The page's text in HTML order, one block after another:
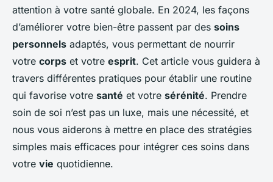
attention à votre santé globale. En 2024, les façons
d’améliorer votre bien-être passent par des soins
personnels adaptés, vous permettant de nourrir
votre corps et votre esprit. Cet article vous guidera à
travers différentes pratiques pour établir une routine
qui favorise votre santé et votre sérénité. Prendre
soin de soi n’est pas un luxe, mais une nécessité, et
nous vous aiderons à mettre en place des stratégies
simples mais efficaces pour intégrer ces soins dans
votre vie quotidienne.